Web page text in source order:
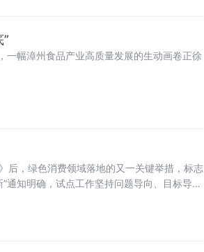
一幅漳州食品产业高质量发展的生动画卷正徐
后，绿色消费领域落地的又一关键举措，标志
通知明确，试点工作坚持问题导向、目标导